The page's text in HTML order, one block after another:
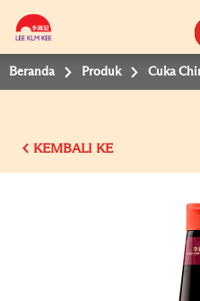
Beranda Produk Cuka
KEMBALI KE